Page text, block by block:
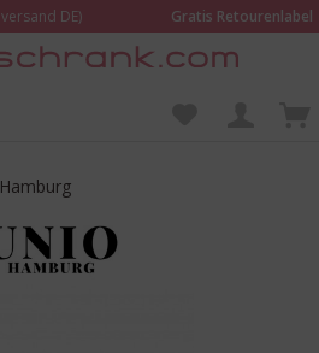
DE)
Gratis Retourenlabel
Kempen anprobieren und beraten lassen